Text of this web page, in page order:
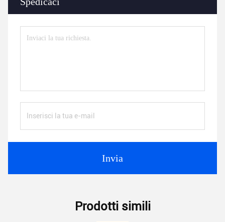
Invia
Prodotti simili